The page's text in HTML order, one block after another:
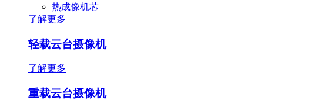
热成像机芯
了解更多
轻载云台摄像机
了解更多
重载云台摄像机